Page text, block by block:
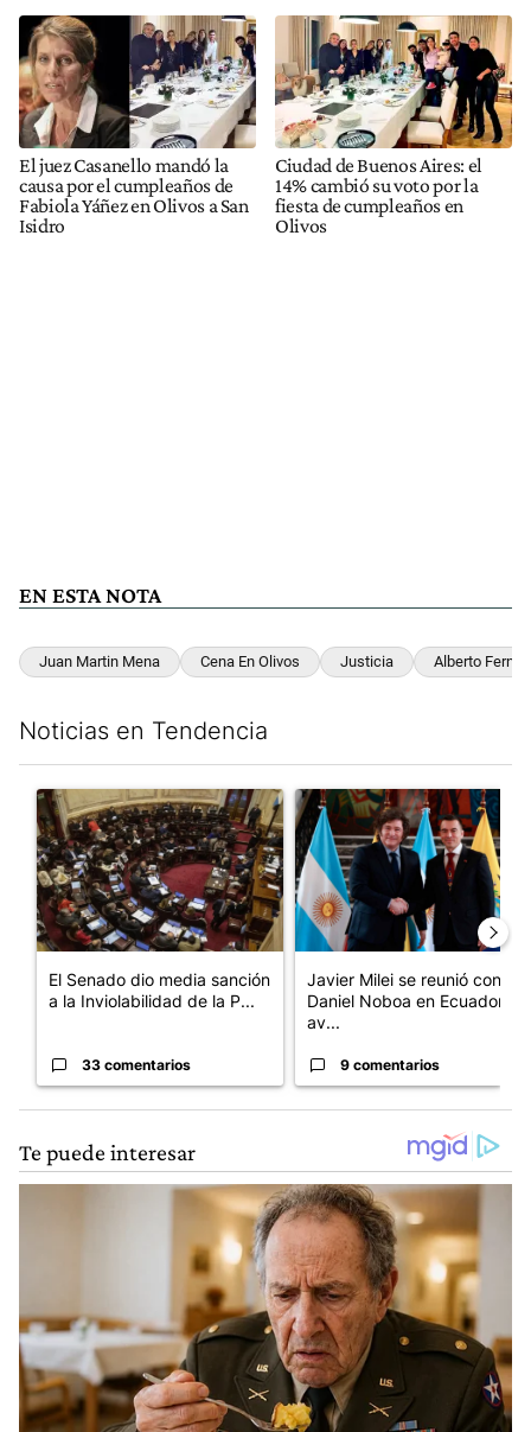
El juez Casanello mandó la
causa por el cumpleaños de
Fabiola Yáñez en Olivos a San
Isidro
Ciudad de Buenos Aires: el
14% cambió su voto por la
fiesta de cumpleaños en
Olivos
EN ESTA NOTA
Juan Martin Mena Cena En Olivos Justicia Alberto
Noticias en Tendencia
Un artículo de tendencia con el título "El Senado dio media
El Senado dio media sanción
a la Inviolabilidad de la P...
33 comentarios
Un artículo de tendencia con
Javier Milei se reunió con
Daniel Noboa en Ecuador y
av...
9 comentarios